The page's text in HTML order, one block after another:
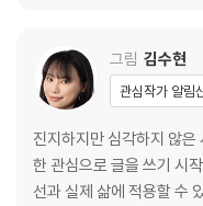
6장_정답은 없다, 끊임없는
너는 이길 수 있을 때만 싸우
는 싸움도 하지 않는 사람들
가장 완벽한 방법
그림 김수현
관심작가 알림
진지하지만 심각하지 않은
한 관심으로 글을 쓰기 시
선과 실제 삶에 적용할 수